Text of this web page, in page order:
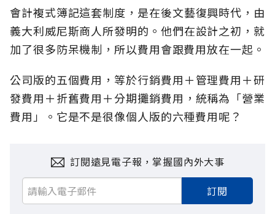
會計複式簿記這套制度，是在後文藝復興時代，由
義大利威尼斯商人所發明的。他們在設計之初，就
加了很多防呆機制，所以費用會跟費用放在一起。
公司版的五個費用，等於行銷費用＋管理費用＋研
發費用＋折舊費用＋分期攤銷費用，統稱為「營業
費用」。它是不是很像個人版的六種費用呢？
訂閱遠見電子報，掌握國內外大事
訂閱